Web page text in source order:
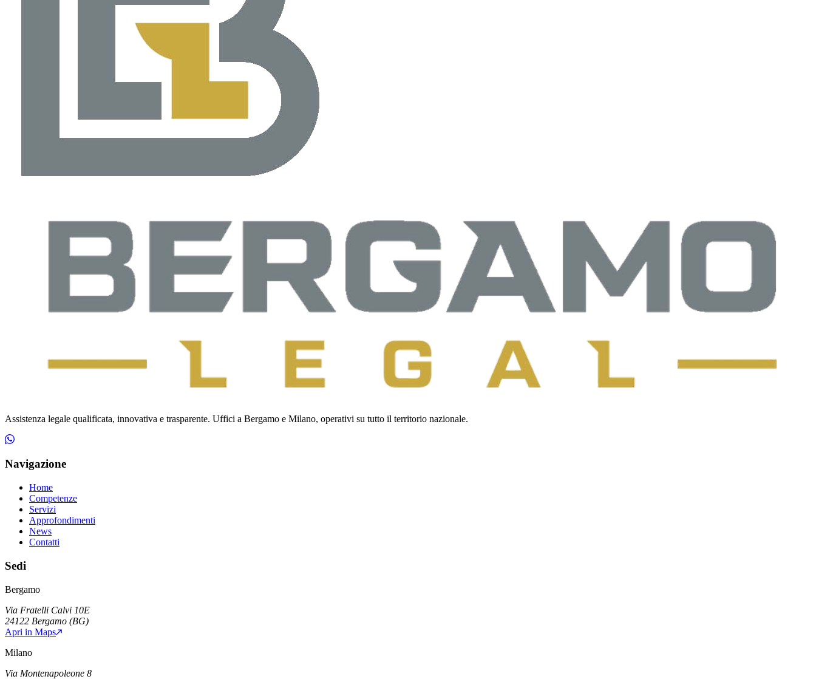
Assistenza legale qualificata, innovativa e trasparente. Uffici a Bergamo e Milano, operativi su tutto il territorio nazionale.
Navigazione
Home
Competenze
Servizi
Approfondimenti
News
Contatti
Sedi
Bergamo
Via Fratelli Calvi 10E
24122 Bergamo (BG)
Apri in Maps
Milano
Via Montenapoleone 8